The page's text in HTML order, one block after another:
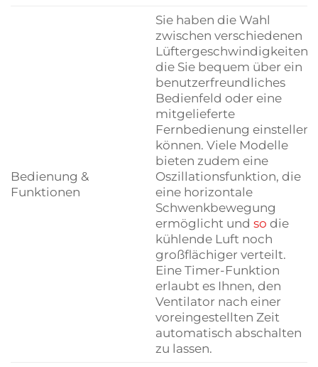
Bedienung &
Funktionen
Sie haben die Wahl
zwischen verschiedenen
Lüftergeschwindigkeiten,
die Sie bequem über ein
benutzerfreundliches
Bedienfeld oder eine
mitgelieferte
Fernbedienung einstellen
können. Viele Modelle
bieten zudem eine
Oszillationsfunktion, die
eine horizontale
Schwenkbewegung
ermöglicht und so die
kühlende Luft noch
großflächiger verteilt.
Eine Timer-Funktion
erlaubt es Ihnen, den
Ventilator nach einer
voreingestellten Zeit
automatisch abschalten
zu lassen.